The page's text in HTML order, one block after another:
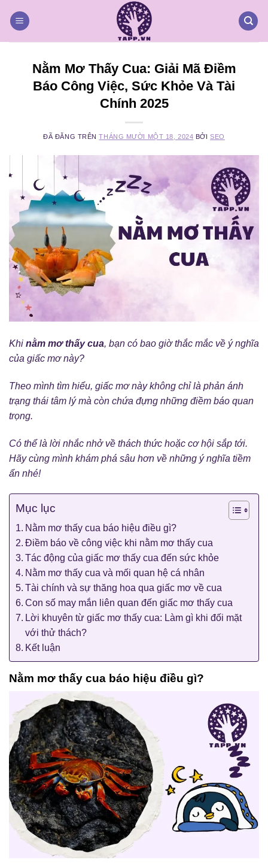
đến
Nằm Mơ Thấy Cua: Giải Mã Điềm
Báo Công Việc, Sức Khỏe Và Tài
Chính 2025
ĐÃ ĐĂNG TRÊNTHÁNG MƯỜI MỘT 18, 2024 BỞISEO
Khi nằm mơ thấy cua, bạn có bao giờ thắc mắc về ý nghĩa
của giấc mơ này?
Theo mình tìm hiểu, giấc mơ này không chỉ là phản ánh
trạng thái tâm lý mà còn chứa đựng những điềm báo quan
trọng.
Có thể là lời nhắc nhở về thách thức hoặc cơ hội sắp tới.
Hãy cùng mình khám phá sâu hơn về những ý nghĩa tiềm
ẩn nhé!
Mục lục
Nằm mơ thấy cua báo hiệu điều gì?
Điềm báo về công việc khi nằm mơ thấy cua
Tác động của giấc mơ thấy cua đến sức khỏe
Nằm mơ thấy cua và mối quan hệ cá nhân
Tài chính và sự thăng hoa qua giấc mơ về cua
Con số may mắn liên quan đến giấc mơ thấy cua
Lời khuyên từ giấc mơ thấy cua: Làm gì khi đối mặt
với thử thách?
Kết luận
Nằm mơ thấy cua báo hiệu điều gì?